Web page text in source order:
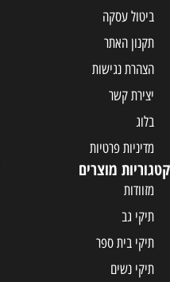
ביטול עסקה
תקנון האתר
הצהרת נגישות
יצירת קשר
בלוג
מדיניות פרטיות
קטגוריות מוצרים
מזוודות
תיקי גב
תיקי בית ספר
תיקי נשים